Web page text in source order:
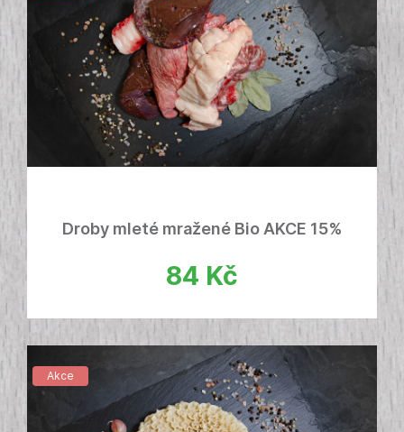
Droby mleté mražené Bio AKCE 15%
84 Kč
Akce